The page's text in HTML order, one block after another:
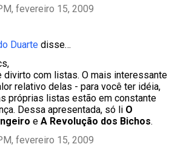
fevereiro 15, 2009
Duarte disse…
divirto com listas. O mais interessante
relativo delas - para você ter idéia,
próprias listas estão em constante
Dessa apresentada, só li O
e A Revolução dos Bichos.
fevereiro 15, 2009